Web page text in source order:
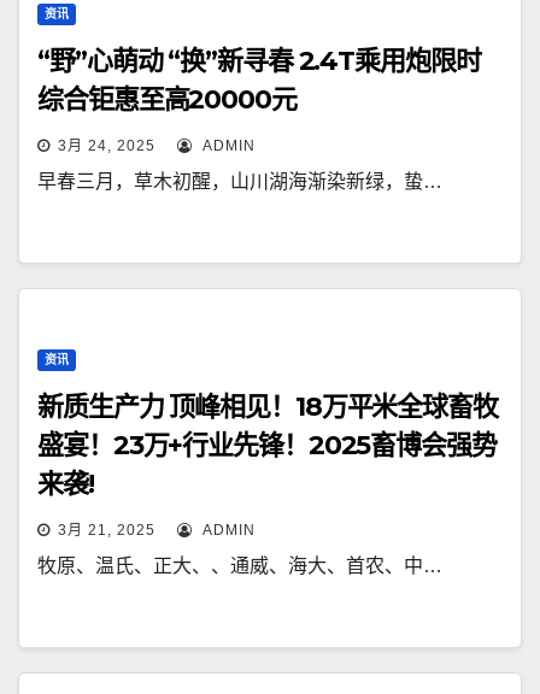
资讯
“野”心萌动 “换”新寻春 2.4T乘用炮限时
综合钜惠至高20000元
3月 24, 2025 ADMIN
早春三月，草木初醒，山川湖海渐染新绿，蛰…
资讯
新质生产力 顶峰相见！18万平米全球畜牧
盛宴！23万+行业先锋！2025畜博会强势
来袭!
3月 21, 2025 ADMIN
牧原、温氏、正大、、通威、海大、首农、中…